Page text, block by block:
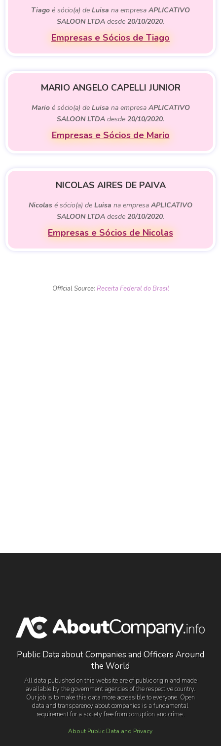
Tiago é sócio(a) de Luisa na empresa APLICATIVO
SALOON LTDA desde 20/10/2020.
Empresas e Sócios de Tiago
MARIO ANGELO CAPELLI JUNIOR
Marioé sócio(a) de Luisa na empresa APLICATIVO
SALOON LTDA desde 20/10/2020.
Empresas e Sócios de Mario
NICOLAS AIRES DE PAIVA
Nicolas é sócio(a) de Luisa na empresa APLICATIVO
SALOON LTDA desde 20/10/2020.
Empresas e Sócios de Nicolas
Official Source:Receita Federal do Brasil
Public Data about Companies and Officers Around
the World
All data published on this website are of public origin and made
available by the government agencies of the respective country.
Our job is to make this data more accessible to everyone. Open
data and transparency about companies is a fundamental
requirement for a society free from corruption and crime.
About Public Data and Privacy